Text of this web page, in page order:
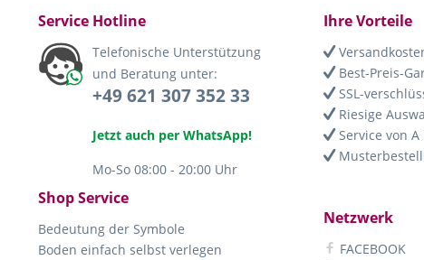
Service Hotline
Telefonische Unterstützung
und Beratung unter:
+49 621 307 352 33
Jetzt auch per WhatsApp!
Mo-So 08:00 - 20:00 Uhr
Shop Service
Bedeutung der Symbole
Boden einfach selbst verlegen
Ihre Vorteile
Best-Preis-
SSL-
Riesige
Service von A
Netzwerk
FACEBOOK